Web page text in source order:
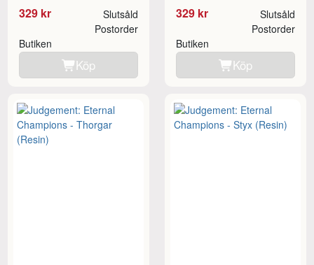
329 kr Slutsåld
Butiken
Postorder
Köp
329 kr Slutsåld
Butiken
Postorder
Köp